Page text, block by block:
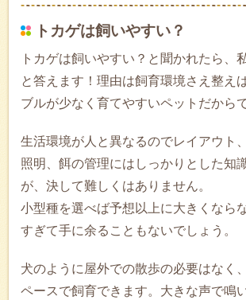
トカゲは飼いやすい？
トカゲは飼いやすい？と聞かれたら、
と答えます！理由は飼育環境さえ整え
ブルが少なく育てやすいペットだからで
生活環境が人と異なるのでレイアウト
照明、餌の管理にはしっかりとした知
が、決して難しくはありません。
小型種を選べば予想以上に大きくなら
すぎて手に余ることもないでしょう。
犬のように屋外での散歩の必要はなく
ペースで飼育できます。大きな声で鳴